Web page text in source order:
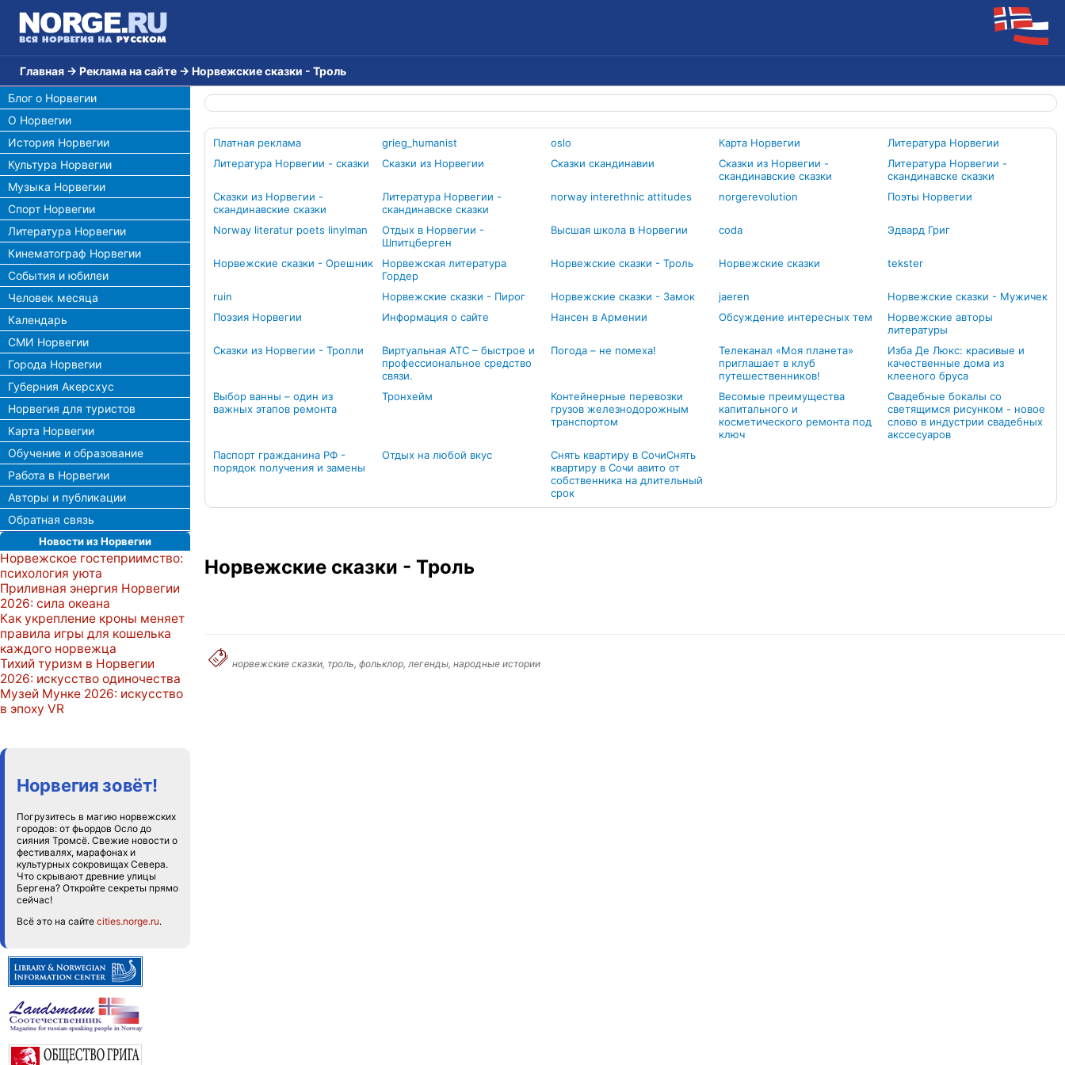
Главная → Реклама на сайте → Норвежские сказки - Троль
Блог о Норвегии
О Норвегии
История Норвегии
Культура Норвегии
Музыка Норвегии
Спорт Норвегии
Литература Норвегии
Кинематограф Норвегии
События и юбилеи
Человек месяца
Календарь
СМИ Норвегии
Города Норвегии
Губерния Акерсхус
Норвегия для туристов
Карта Норвегии
Обучение и образование
Работа в Норвегии
Авторы и публикации
Обратная связь
Новости из Норвегии
Норвежское гостеприимство:
психология уюта
Приливная энергия Норвегии
2026: сила океана
Как укрепление кроны меняет
правила игры для кошелька
каждого норвежца
Тихий туризм в Норвегии
2026: искусство одиночества
Музей Мунке 2026: искусство
в эпоху VR
Норвегия зовёт!
Погрузитесь в магию норвежских
городов: от фьордов Осло до
сияния Тромсё. Свежие новости о
фестивалях, марафонах и
культурных сокровищах Севера.
Что скрывают древние улицы
Бергена? Откройте секреты прямо
сейчас!
Всё это на сайте cities.norge.ru.
Платная реклама grieg_humanist oslo Карта Норвегии
Литература Норвегии
Литература Норвегии - сказки
Сказки из Норвегии Сказки скандинавии
Сказки из Норвегии -
скандинавские сказки
Литература Норвегии -
скандинавске сказки
Сказки из Норвегии -
скандинавские сказки
Литература Норвегии -
скандинавске сказки
norway interethnic attitudes norgerevolution Поэты Норвегии
Norway literatur poets linylman
Отдых в Норвегии -
Шпитцберген
Высшая школа в Норвегии coda Эдвард Григ
Норвежские сказки - Орешник
Норвежская литература
Гордер
Норвежские сказки - Троль Норвежские сказки tekster
ruin Норвежские сказки - Пирог Норвежские сказки - Замок jaeren
Норвежские сказки - Мужичек
Поэзия Норвегии
Информация о сайте Нансен в Армении Обсуждение интересных тем
Норвежские авторы
литературы
Сказки из Норвегии - Тролли
Виртуальная АТС – быстрое и
профессиональное средство
связи.
Погода – не помеха!
Телеканал «Моя планета»
приглашает в клуб
путешественников!
Изба Де Люкс: красивые и
качественные дома из
клееного бруса
Выбор ванны – один из
важных этапов ремонта
Тронхейм
Контейнерные перевозки
грузов железнодорожным
транспортом
Весомые преимущества
капитального и
косметического ремонта под
ключ
Свадебные бокалы со
светящимся рисунком - новое
слово в индустрии свадебных
акссесуаров
Паспорт гражданина РФ -
порядок получения и замены
Отдых на любой вкус
Снять квартиру в СочиСнять
квартиру в Сочи авито от
собственника на длительный
срок
Норвежские сказки - Троль
норвежские сказки, троль, фольклор, легенды, народные истории